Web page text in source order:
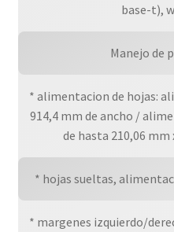
base-t),
Manejo de
* alimentacion de hojas:
914,4 mm de ancho /
de hasta 210,06 mm
* hojas sueltas,
* margenes izquierdo/